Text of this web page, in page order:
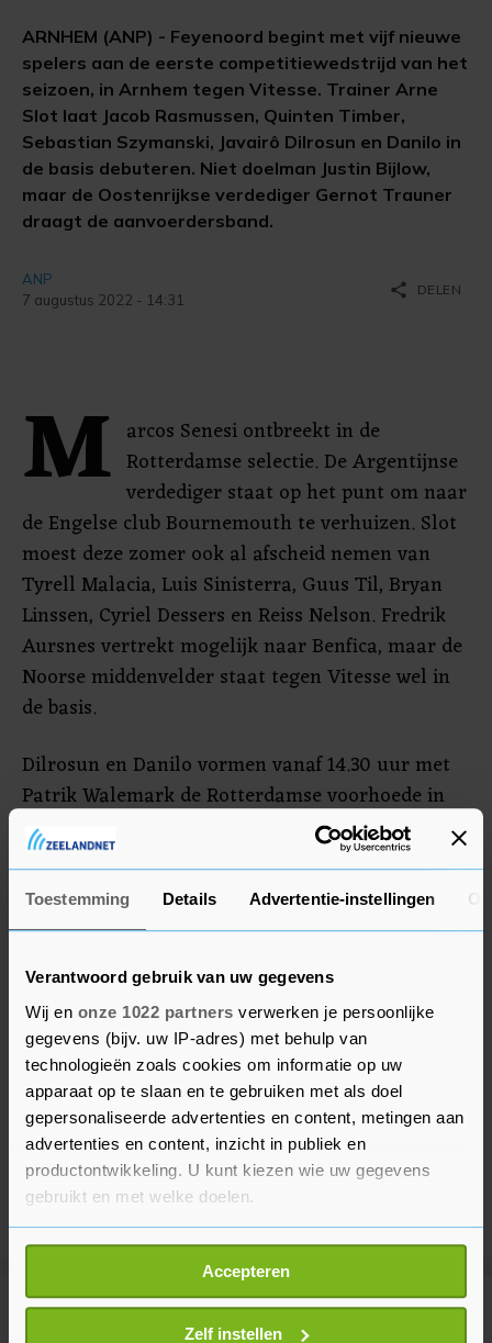
Toestemming Details Advertentie-instellingen
Verantwoord gebruik van uw gegevens
Wij en onze 1022 partners verwerken je persoonlijke
gegevens (bijv. uw IP-adres) met behulp van
technologieën zoals cookies om informatie op uw
apparaat op te slaan en te gebruiken met als doel
gepersonaliseerde advertenties en content, metingen aan
advertenties en content, inzicht in publiek en
productontwikkeling. U kunt kiezen wie uw gegevens
gebruikt en met welke doelen.
Als u het toestaat, willen we ook graag:
Informatie verzamelen over uw geografische
locatie, die tot een paar meter nauwkeurig kan zijn
Uw apparaat identificeren door het actief te
Accepteren
Zelf instellen
ARNHEM (ANP) - Feyenoord begint met vijf nieuwe
spelers aan de eerste competitiewedstrijd van het
seizoen, in Arnhem tegen Vitesse. Trainer Arne
Slot laat Jacob Rasmussen, Quinten Timber,
Sebastian Szymanski, Javairô Dilrosun en Danilo in
de basis debuteren. Niet doelman Justin Bijlow,
maar de Oostenrijkse verdediger Gernot Trauner
draagt de aanvoerdersband.
ANP
7 augustus 2022 - 14:31
share DELEN
M arcos Senesi ontbreekt in de
Rotterdamse selectie. De Argentijnse
verdediger staat op het punt om naar
de Engelse club Bournemouth te verhuizen. Slot
moest deze zomer ook al afscheid nemen van
Tyrell Malacia, Luis Sinisterra, Guus Til, Bryan
Linssen, Cyriel Dessers en Reiss Nelson. Fredrik
Aursnes vertrekt mogelijk naar Benfica, maar de
Noorse middenvelder staat tegen Vitesse wel in
de basis.
Dilrosun en Danilo vormen vanaf 14.30 uur met
Patrik Walemark de Rotterdamse voorhoede in
stadion Gelredome.
Meer uit Voetbal